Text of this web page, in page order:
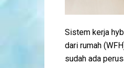
Sistem kerja
dari rumah
sudah ada